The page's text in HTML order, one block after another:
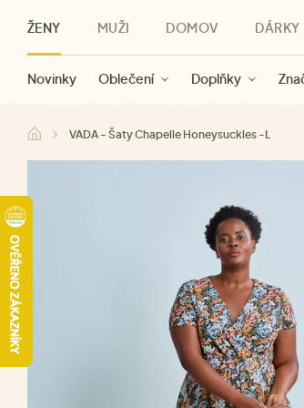
ŽENY
Novinky Oblečení Doplňky
MUŽI
Novinky Oblečení Značky
DOMOV
Kategorie Značky Slevy
DÁRKY
Pro ženy Pro muže Pro děti Pro
Slevy ženy Slevy muži
VADA - Šaty Chapelle Honeysuckles -L